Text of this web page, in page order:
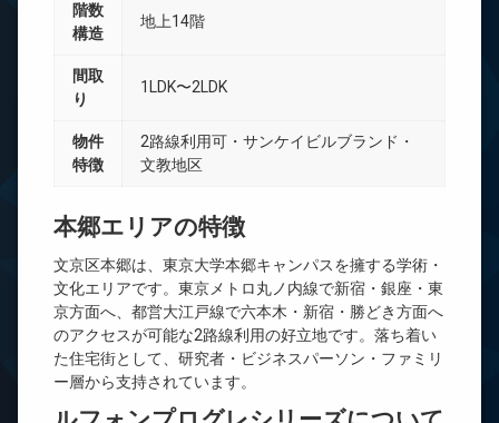
階数
構造
地上14階
間取
り
1LDK〜2LDK
物件
特徴
2路線利用可・サンケイビルブランド・
文教地区
本郷エリアの特徴
文京区本郷は、東京大学本郷キャンパスを擁する学術・
文化エリアです。東京メトロ丸ノ内線で新宿・銀座・東
京方面へ、都営大江戸線で六本木・新宿・勝どき方面へ
のアクセスが可能な2路線利用の好立地です。落ち着い
た住宅街として、研究者・ビジネスパーソン・ファミリ
ー層から支持されています。